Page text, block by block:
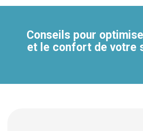
Conseils pour
et le confort de votre